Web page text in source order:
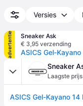
Versies
advertentie
Sneaker Ask
€ 3,95 verzending
Sneaker
Laagste prijs